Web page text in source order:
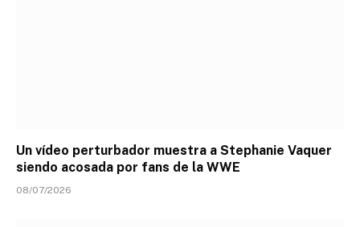
Un vídeo perturbador muestra a Stephanie Vaquer
siendo acosada por fans de la WWE
08/07/2026